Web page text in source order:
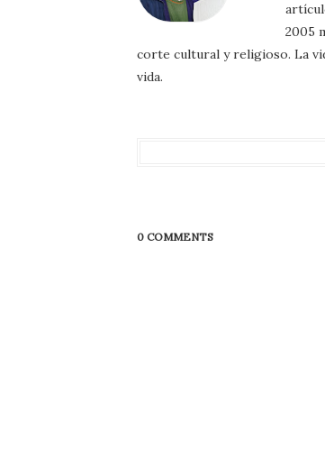
2005
corte cultural y religioso. La
vida.
0 COMMENTS